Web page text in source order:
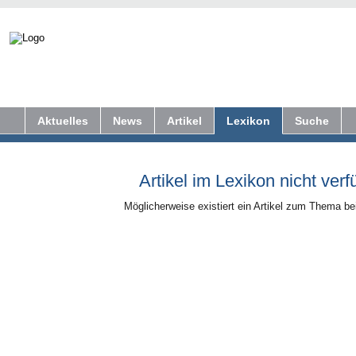
Aktuelles News Artikel Lexikon Suche
Artikel im Lexikon nicht
Möglicherweise existiert ein Artikel zum Thema